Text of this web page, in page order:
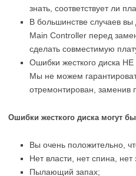
знать, соответствует ли
В большинстве случаев
Main Controller перед
сделать совместимую
Ошибки жесткого диска НЕ
Мы не можем
отремонтирован, заменив
Ошибки жесткого диска могут
Вы очень положительно,
Нет власти, нет спина, нет
Пылающий запах;